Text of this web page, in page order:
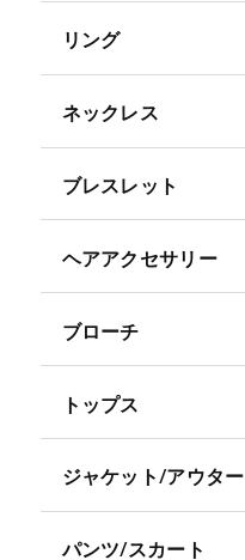
リング
ネックレス
ブレスレット
ヘアアクセサリー
ブローチ
トップス
ジャケット/アウター
パンツ/スカート